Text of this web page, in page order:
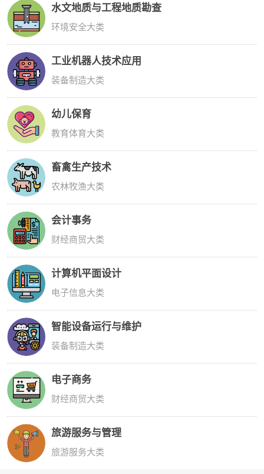
水文地质与工程地质勘查
环境安全大类
工业机器人技术应用
装备制造大类
幼儿保育
教育体育大类
畜禽生产技术
农林牧渔大类
会计事务
财经商贸大类
计算机平面设计
电子信息大类
智能设备运行与维护
装备制造大类
电子商务
财经商贸大类
旅游服务与管理
旅游服务大类